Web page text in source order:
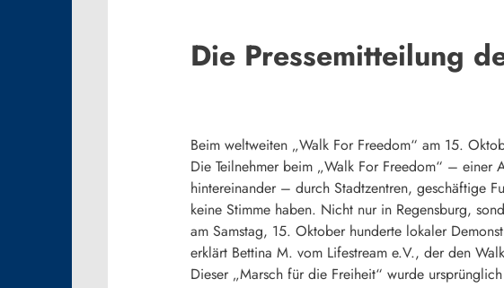
Die Pressemitteilung
Beim weltweiten „Walk For Freedom“ am 15.
Die Teilnehmer beim „Walk For Freedom“ –
hintereinander – durch Stadtzentren, geschäftige
keine Stimme haben. Nicht nur in Regensburg,
am Samstag, 15. Oktober hunderte lokaler
erklärt Bettina M. vom Lifestream e.V., der den
Dieser „Marsch für die Freiheit“ wurde